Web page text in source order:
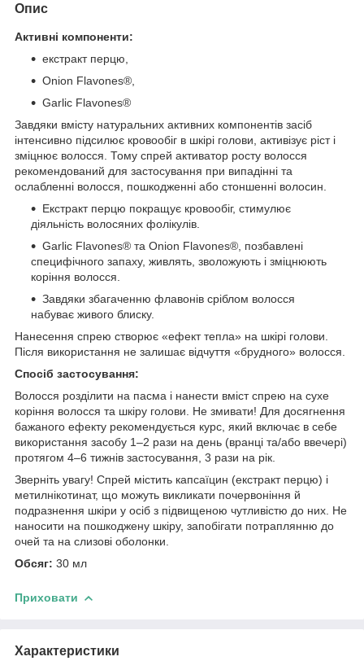
Опис
Активні компоненти:
екстракт перцю,
Onion Flavones®
Garlic Flavones®
Завдяки вмісту натуральних активних компонентів засіб
інтенсивно підсилює кровообіг в шкірі голови, активізує ріст і
зміцнює волосся. Тому спрей активатор росту волосся
рекомендований для застосування при випадінні та
ослабленні волосся, пошкодженні або стоншенні волосин.
Екстракт перцю покращує кровообіг, стимулює
діяльність волосяних фолікулів.
Garlic Flavones® та Onion Flavones® , позбавлені
специфічного запаху, живлять, зволожують і зміцнюють
коріння волосся.
Завдяки збагаченню флавонів сріблом волосся
набуває живого блиску.
Нанесення спрею створює «ефект тепла» на шкірі голови.
Після використання не залишає відчуття «брудного» волосся.
Спосіб застосування:
Волосся розділити на пасма і нанести вміст спрею на сухе
коріння волосся та шкіру голови. Не змивати! Для досягнення
бажаного ефекту рекомендується курс, який включає в себе
використання засобу 1–2 рази на день (вранці та/або ввечері)
протягом 4–6 тижнів застосування, 3 рази на рік.
Зверніть увагу! Спрей містить капсаїцин (екстракт перцю) і
метилнікотинат, що можуть викликати почервоніння й
подразнення шкіри у осіб з підвищеною чутливістю до них. Не
наносити на пошкоджену шкіру, запобігати потраплянню до
очей та на слизові оболонки.
Обсяг: 30 мл
Приховати
Характеристики